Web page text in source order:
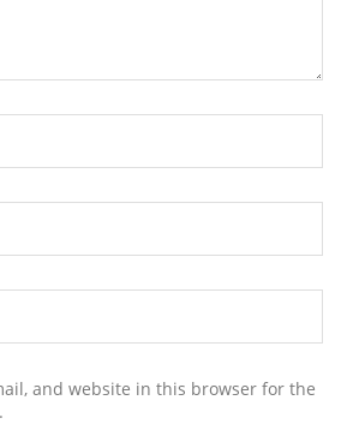
and website in this browser for the